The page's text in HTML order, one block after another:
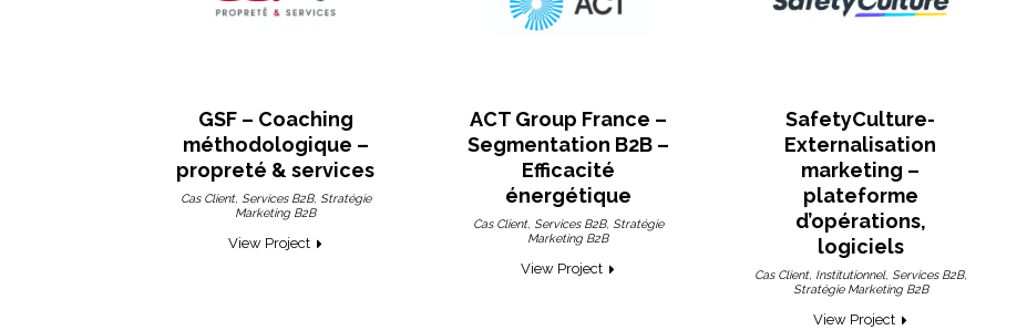
GSF – Coaching
méthodologique –
propreté & services
Cas Client, Services B2B, Stratégie
Marketing B2B
View Project
ACT Group France –
Segmentation B2B –
Efficacité
énergétique
Cas Client, Services B2B, Stratégie
Marketing B2B
View Project
SafetyCulture-
Externalisation
marketing –
plateforme
d’opérations,
logiciels
Cas Client, Institutionnel, Services B2B,
Stratégie Marketing B2B
View Project